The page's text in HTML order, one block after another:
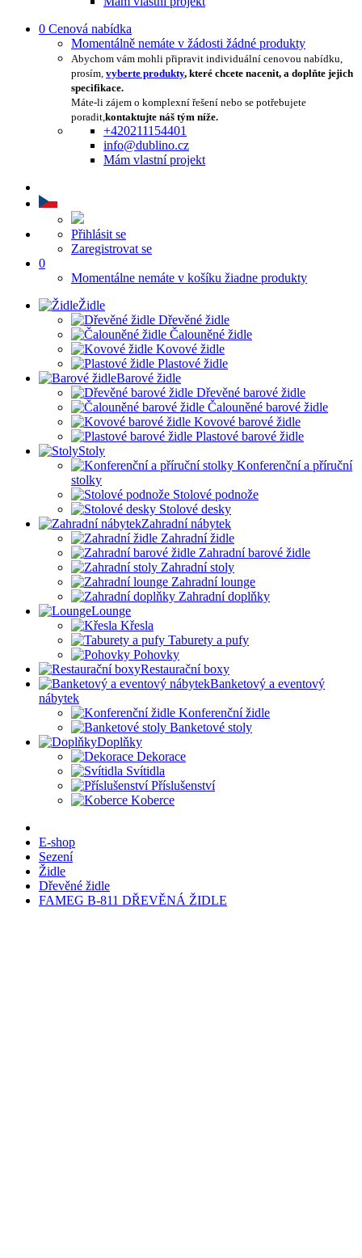
0 Cenová nabídka
Momentálně nemáte v žádosti žádné produkty
Abychom vám mohli připravit individuální cenovou nabídku,
prosím, vyberte produkty, které chcete nacenit, a doplňte jejich
specifikace.
Máte-li zájem o komplexní řešení nebo se potřebujete
poradit,kontaktujte náš tým níže.
+420211154401
info@dublino.cz
Mám vlastní projekt
Přihlásit se
Zaregistrovat se
0
Momentálne nemáte v košíku žiadne produkty
Židle
Dřevěné židle
Čalouněné židle
Kovové židle
Plastové židle
Barové židle
Dřevěné barové židle
Čalouněné barové židle
Kovové barové židle
Plastové barové židle
Stoly
Konferenční a příruční
stolky
Stolové podnože
Stolové desky
Zahradní nábytek
Zahradní židle
Zahradní barové židle
Zahradní stoly
Zahradní lounge
Zahradní doplňky
Lounge
Křesla
Taburety a pufy
Pohovky
Restaurační boxy
Banketový a eventový
nábytek
Konferenční židle
Banketové stoly
Doplňky
Dekorace
Svítidla
Příslušenství
Koberce
E-shop
Sezení
Židle
Dřevěné židle
FAMEG B-811 DŘEVĚNÁ ŽIDLE